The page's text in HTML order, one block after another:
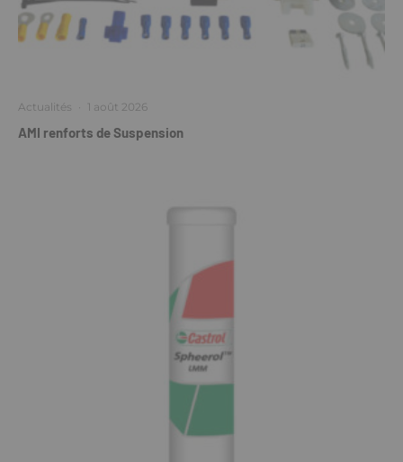
Actualités · 1 août 2026
AMI renforts de Suspension